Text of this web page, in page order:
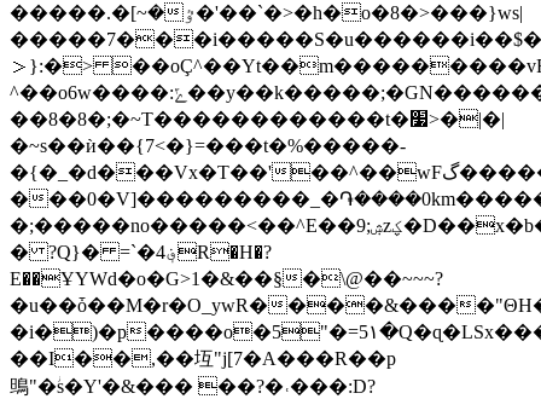
�~]�.�����'�ٷ��`�>�һ�o�8�>���}ws|
＞}:�>
^��o6w����:ݻ��y��k�����;�GN�������o��igr�1���v^�����Q_V������{=���������[�e���O������r�����u?v6��]>��\}
��8�8�;�~T������������t�׷˃�|�|
�~s��ѝ��{7<�}=���t�%�����-
�{�_�d���Vx�T��'��^��wFگ������CP�ڽ~��o���oP,O���5������U����]gu�����ǽ�~
�
�;�����no�����<��^E��ۺ;9zؼ�D��x�b�u��_�j���G��Κ�ۣ�����~eG�B�C~Y]��k>����DVM�J�$j�,���DF͎#�#V+ô�����0�X�$*�v@���L|
� ?Q}� =`�؋4R�H�?
E��ҰYWd�o�G>1�&��§�\@��~~~?
�u��ȱ��M�r�O_уwR����&���
�i�)�p����o�5"�=5١�Q�ɋ�LSx����uAN��K}
��I��,��坘"j[7�A���R��p
鴠"�ؗs�Y'�&��� ��?�˓���:D?